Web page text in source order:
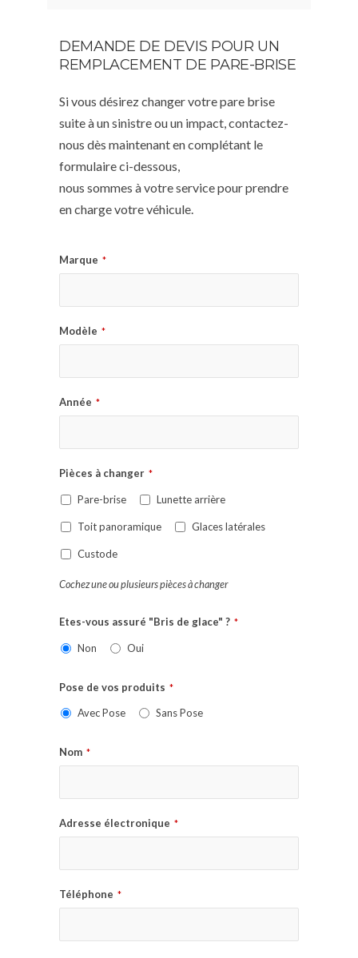
DEMANDE DE DEVIS POUR UN
REMPLACEMENT DE PARE-BRISE
Si vous désirez changer votre pare brise
suite à un sinistre ou un impact, contactez-
nous dès maintenant en complétant le
formulaire ci-dessous,
nous sommes à votre service pour prendre
en charge votre véhicule.
Marque *
Modèle *
Année *
Pièces à changer *
Pare-brise Lunette arrière
Toit panoramique Glaces latérales
Custode
Cochez une ou plusieurs pièces à changer
Etes-vous assuré "Bris de glace" ? *
Non Oui
Pose de vos produits *
Avec Pose Sans Pose
Nom *
Adresse électronique *
Téléphone *